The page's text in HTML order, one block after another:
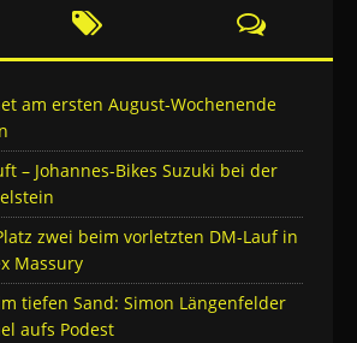
am ersten August-Wochenende
– Johannes-Bikes Suzuki bei der
zwei beim vorletzten DM-Lauf in
Massury
tiefen Sand: Simon Längenfelder
aufs Podest